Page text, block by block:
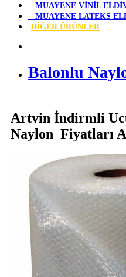
MUAYENE VİNİL
MUAYENE LATEKS
DİĞER ÜRÜNLER
Balonlu
Artvin İndirmli
Naylon Fiyatları